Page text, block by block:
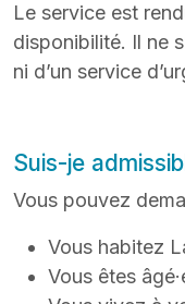
Le service est
disponibilité. Il ne
ni d’un service
Suis-je
Vous pouvez
Vous habitez
Vous êtes